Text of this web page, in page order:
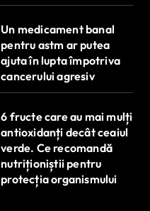
Un medicament banal
pentru astm ar putea
ajuta în lupta împotriva
cancerului agresiv
6 fructe care au mai mulți
antioxidanți decât ceaiul
verde. Ce recomandă
nutriționiștii pentru
protecția organismului